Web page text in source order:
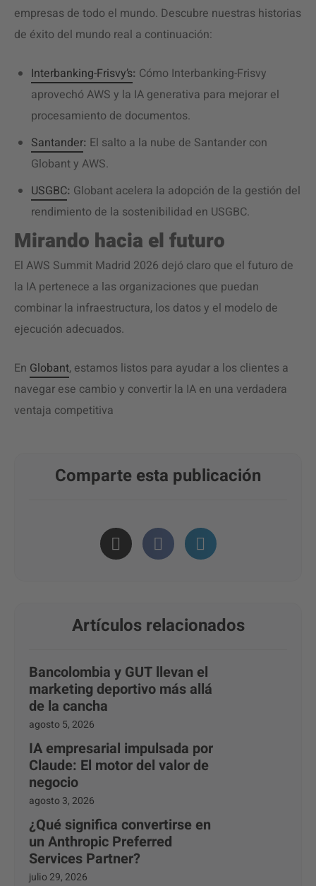
empresas de todo el mundo. Descubre nuestras historias
de éxito del mundo real a continuación:
Interbanking-Frisvy’s: Cómo Interbanking-Frisvy
aprovechó AWS y la IA generativa para mejorar el
procesamiento de documentos.
Santander: El salto a la nube de Santander con
Globant y AWS.
USGBC: Globant acelera la adopción de la gestión del
rendimiento de la sostenibilidad en USGBC.
Mirando hacia el futuro
El AWS Summit Madrid 2026 dejó claro que el futuro de
la IA pertenece a las organizaciones que puedan
combinar la infraestructura, los datos y el modelo de
ejecución adecuados.
En Globant, estamos listos para ayudar a los clientes a
navegar ese cambio y convertir la IA en una verdadera
ventaja competitiva
Comparte esta publicación
Artículos relacionados
Bancolombia y GUT llevan el
marketing deportivo más allá
de la cancha
agosto 5, 2026
IA empresarial impulsada por
Claude: El motor del valor de
negocio
agosto 3, 2026
¿Qué significa convertirse en
un Anthropic Preferred
Services Partner?
julio 29, 2026